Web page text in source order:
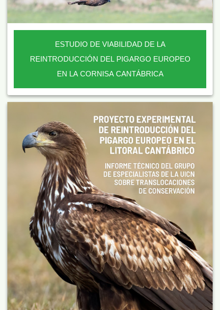
ESTUDIO DE VIABILIDAD DE LA
REINTRODUCCIÓN DEL PIGARGO EUROPEO
EN LA CORNISA CANTÁBRICA